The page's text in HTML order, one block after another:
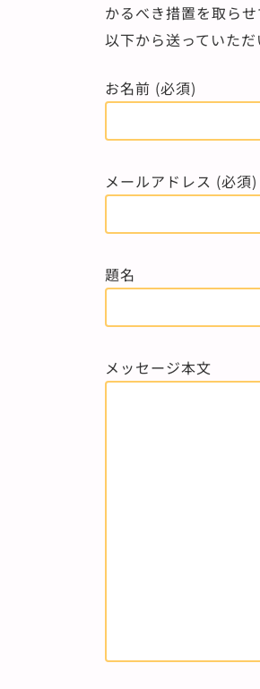
かるべき措置を取ら
以下から送っていた
お名前 (必須)
メールアドレス (必須)
題名
メッセージ本文